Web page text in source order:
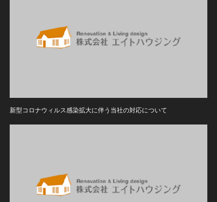
新型コロナウィルス感染拡大に伴う当社の対応について